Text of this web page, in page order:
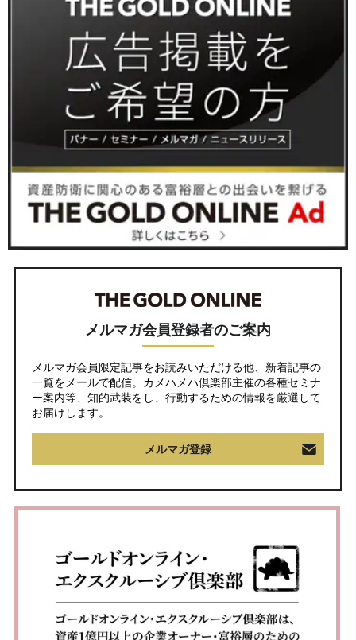
メルマガ会員登録者のご案内
メルマガ会員限定記事をお読みいただける他、新着記事の
一覧をメールで配信。カメハメハ倶楽部主催の各種セミナ
ー案内等、知的武装をし、行動するための情報を厳選して
お届けします。
メルマガ登録